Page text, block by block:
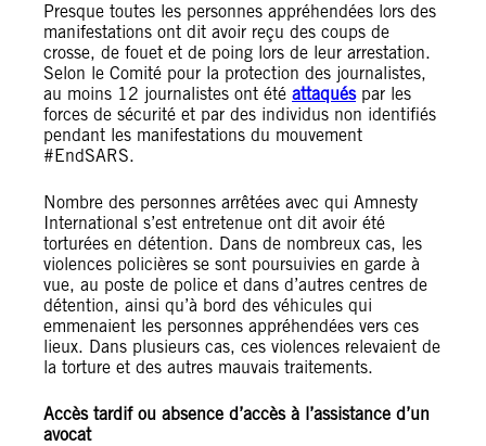
Presque toutes les personnes appréhendées lors des
manifestations ont dit avoir reçu des coups de
crosse, de fouet et de poing lors de leur arrestation.
Selon le Comité pour la protection des journalistes,
au moins 12 journalistes ont été attaquéspar les
forces de sécurité et par des individus non identifiés
pendant les manifestations du mouvement
#EndSARS.
Nombre des personnes arrêtées avec qui Amnesty
International s’est entretenue ont dit avoir été
torturées en détention. Dans de nombreux cas, les
violences policières se sont poursuivies en garde à
vue, au poste de police et dans d’autres centres de
détention, ainsi qu’à bord des véhicules qui
emmenaient les personnes appréhendées vers ces
lieux. Dans plusieurs cas, ces violences relevaient de
la torture et des autres mauvais traitements.
Accès tardif ou absence d’accès à l’assistance d’un
avocat